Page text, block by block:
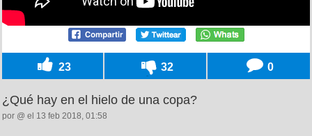
23 32 0
¿Qué hay en el hielo de una copa?
por @ el 13 feb 2018, 01:58